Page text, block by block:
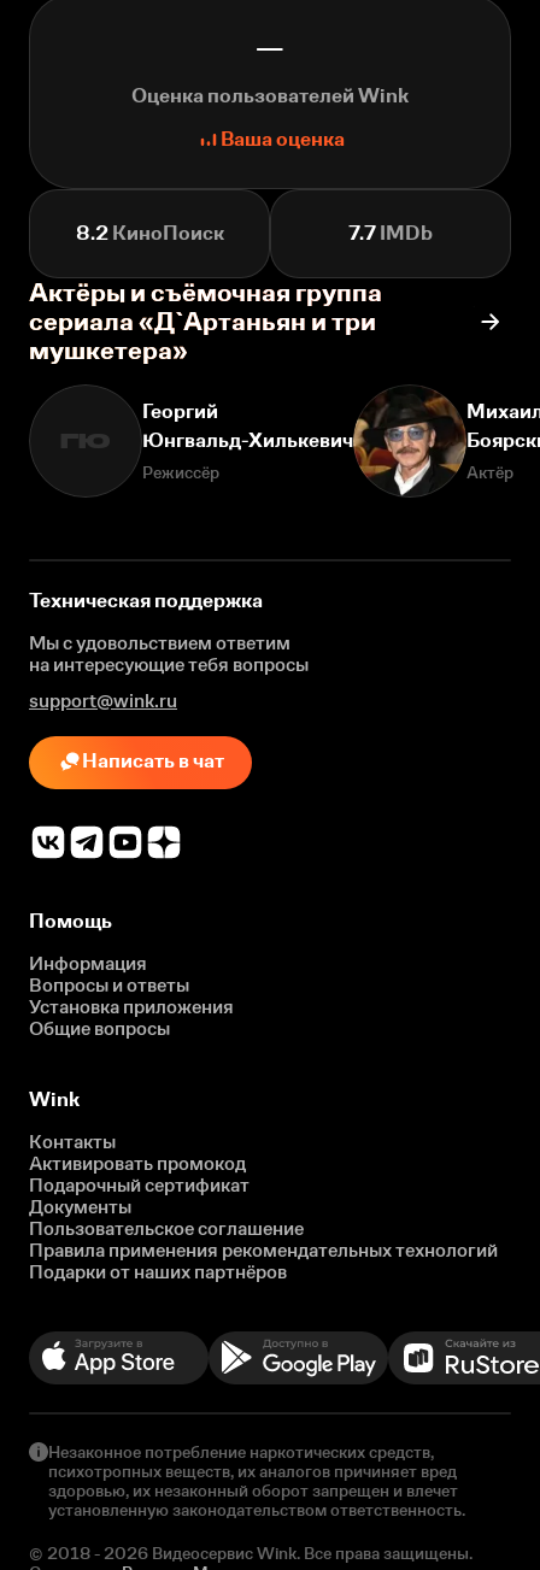
—
Оценка пользователей Wink
Ваша оценка
8.2КиноПоиск 7.7 IMDb
Актёры и съёмочная группа
сериала «Д`Артаньян и три
мушкетера»
ГЮ
Георгий
Юнгвальд-Хилькевич
Режиссёр Актёр
Техническая поддержка
Мы с удовольствием ответим
на интересующиетебя вопросы
support@wink.ru
Написать в чат
Помощь
Информация
Вопросы и ответы
Установка приложения
Общие вопросы
Wink
Контакты
Активировать промокод
Подарочный сертификат
Документы
Пользовательское соглашение
Правила применения рекомендательных технологий
Подарки от наших партнёров
Незаконное потребление наркотических средств,
психотропных веществ, их аналогов причиняет вред
здоровью, их незаконный оборот запрещен и влечет
установленную законодательством ответственность.
© 2018 - 2026 Видеосервис Wink. Все права защищены.